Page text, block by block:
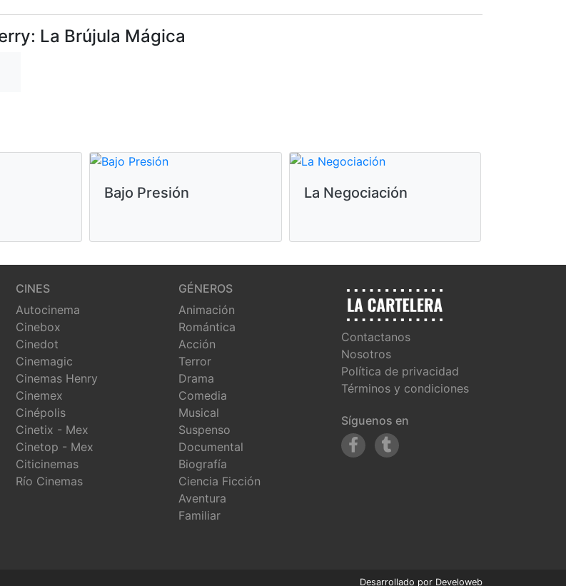
La Brújula Mágica
Bajo Presión La Negociación
CINES
Autocinema
Cinebox
Cinedot
Cinemagic
Cinemas Henry
Cinemex
Cinépolis
Cinetix - Mex
Cinetop - Mex
Citicinemas
Río Cinemas
GÉNEROS
Animación
Romántica
Acción
Terror
Drama
Comedia
Musical
Suspenso
Documental
Biografía
Ciencia Ficción
Aventura
Familiar
Contactanos
Nosotros
Política de privacidad
Términos y condiciones
Síguenos en
Desarrollado por Develoweb